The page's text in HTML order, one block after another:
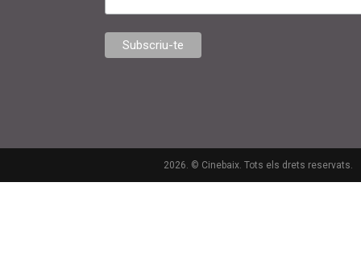
2026. © Cinebaix. Tots els drets reservats.